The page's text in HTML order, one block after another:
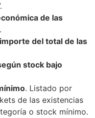
de las
.
del total de las
stock bajo
. Listado por
de las existencias
o stock mínimo.